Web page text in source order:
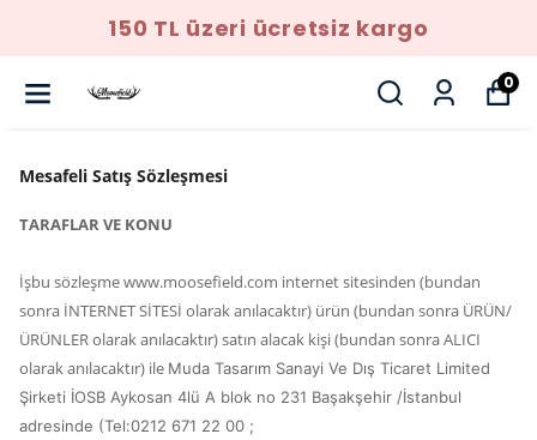
YENI SEZON ÜRÜNLER
0
Mesafeli Satış Sözleşmesi
TARAFLAR VE KONU
İşbu sözleşme www.moosefield.com internet sitesinden (bundan
sonra İNTERNET SİTESİ olarak anılacaktır) ürün (bundan sonra ÜRÜN/
ÜRÜNLER olarak anılacaktır) satın alacak kişi (bundan sonra ALICI
olarak anılacaktır) ile Muda Tasarım Sanayi Ve Dış Ticaret Limited
Şirketi İOSB Aykosan 4lü A blok no 231 Başakşehir /İstanbul
adresinde (Tel:0212 671 22 00 ;